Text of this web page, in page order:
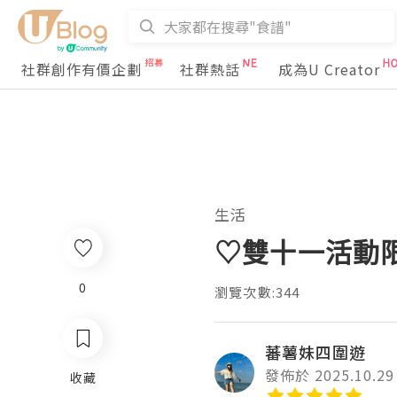
社群創作有價企劃 社群熱話 成為U Creator
0
收藏
生活
♡雙十一活動
瀏覽次數:344
蕃薯妹四圍遊
發佈於 2025.10.29